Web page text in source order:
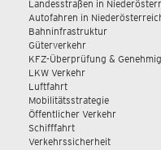
Landesstraßen in
Autofahren in
Bahninfrastruktur
Güterverkehr
KFZ-Überprüfung &
LKW Verkehr
Luftfahrt
Mobilitätsstrategie
Öffentlicher Verkehr
Schifffahrt
Verkehrssicherheit